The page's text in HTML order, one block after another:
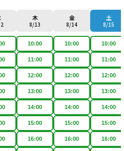
木
8/13
10:00
11:00
12:00
13:00
14:00
15:00
16:00
金
8/14
10:00
11:00
12:00
13:00
14:00
15:00
16:00
土
8/15
10:00
11:00
12:00
13:00
14:00
15:00
16:00